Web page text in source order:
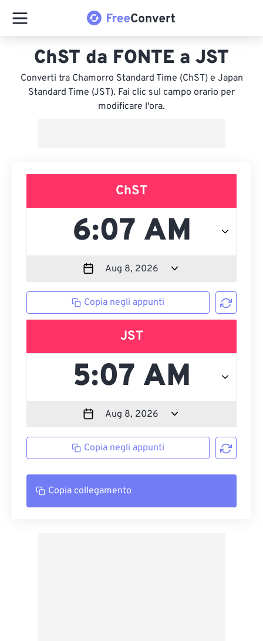
ChST da FONTE a JST
Converti tra Chamorro Standard Time (ChST) e Japan
Standard Time (JST). Fai clic sul campo orario per
modificare l'ora.
ChST
Copia negli appunti
JST
Copia negli appunti
Copia collegamento